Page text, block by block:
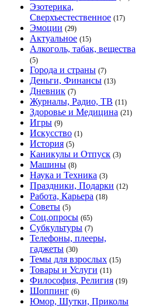
Эзотерика,
Сверхъестественное (17)
Эмоции (29)
Актуальное (15)
Алкоголь, табак, вещества
(5)
Города и страны (7)
Деньги, Финансы (13)
Дневник (7)
Журналы, Радио, ТВ (11)
Здоровье и Медицина (21)
Игры (9)
Искусство (1)
История (5)
Каникулы и Отпуск (3)
Машины (8)
Наука и Техника (3)
Праздники, Подарки (12)
Работа, Карьера (18)
Советы (5)
Соц.опросы (65)
Субкультуры (7)
Телефоны, плееры,
гаджеты (30)
Темы для взрослых (15)
Товары и Услуги (11)
Философия, Религия (19)
Шоппинг (6)
Юмор, Шутки, Приколы